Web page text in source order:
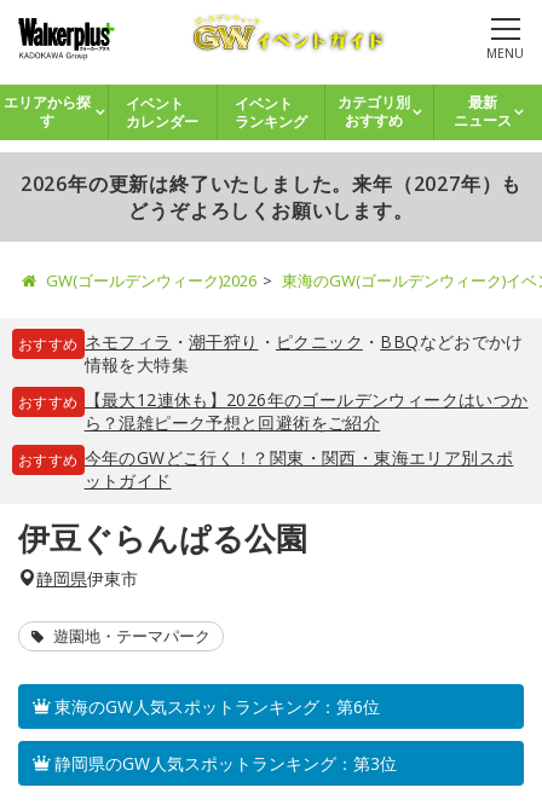
MENU
エリアから探
す
イベント
カレンダー
イベント
ランキング
カテゴリ別
おすすめ
最新
ニュース
2026年の更新は終了いたしました。来年（2027年）も
どうぞよろしくお願いします。
GW(ゴールデンウィーク)2026 東海のGW(ゴールデンウィーク)イ
おすすめ ネモフィラ ・ 潮干狩り ・ ピクニック ・ BBQなどおでかけ
情報を大特集
おすすめ
【最大12連休も】2026年のゴールデンウィークはいつか
ら？混雑ピーク予想と回避術をご紹介
おすすめ 今年のGWどこ行く！？関東・関西・東海エリア別スポ
ットガイド
伊豆ぐらんぱる公園
静岡県伊東市
遊園地・テーマパーク
東海のGW人気スポットランキング：第6位
静岡県のGW人気スポットランキング：第3位